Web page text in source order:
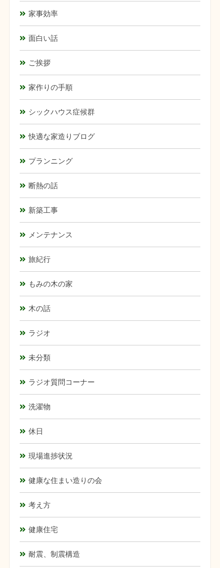
家事効率
面白い話
ご挨拶
家作りの手順
シックハウス症候群
快適な家造りブログ
プランニング
断熱の話
新築工事
メンテナンス
旅紀行
もみの木の家
木の話
ラジオ
未分類
ラジオ質問コーナー
洗濯物
休日
現場進捗状況
健康な住まい造りの会
考え方
健康住宅
耐震、制震構造